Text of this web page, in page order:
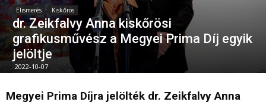
Elismerés Kiskőrös
dr. Zeikfalvy Anna kiskőrösi
grafikusművész a Megyei Prima Díj egyik
jelöltje
2022-10-07
Megyei Prima Díjra jelölték dr. Zeikfalvy Anna